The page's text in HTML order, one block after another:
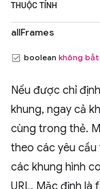
THUỘC TÍNH
allFrames
boolean không
Nếu được chỉ
khung, ngay cả
cùng trong thẻ.
theo các yêu cầu
các khung hình
URL. Mặc định